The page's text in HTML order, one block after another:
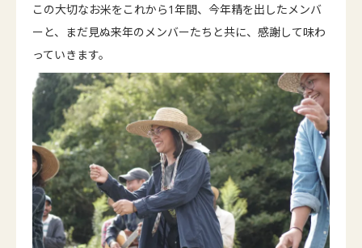
この大切なお米をこれから1年間、今年精を出したメンバ
ーと、まだ見ぬ来年のメンバーたちと共に、感謝して味わ
っていきます。